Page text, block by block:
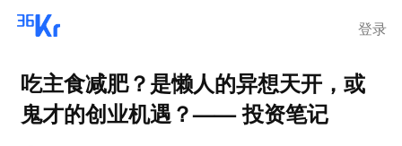
登录
吃主食减肥？是懒人的异想天开，或
鬼才的创业机遇？—— 投资笔记